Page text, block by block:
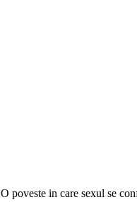
O poveste in care sexul se